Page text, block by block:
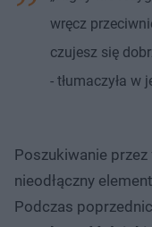
wręcz
czujesz się
- tłumaczyła w
Poszukiwanie
nieodłączny
Podczas